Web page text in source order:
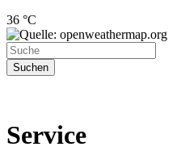
36 °C
Suchen
Service